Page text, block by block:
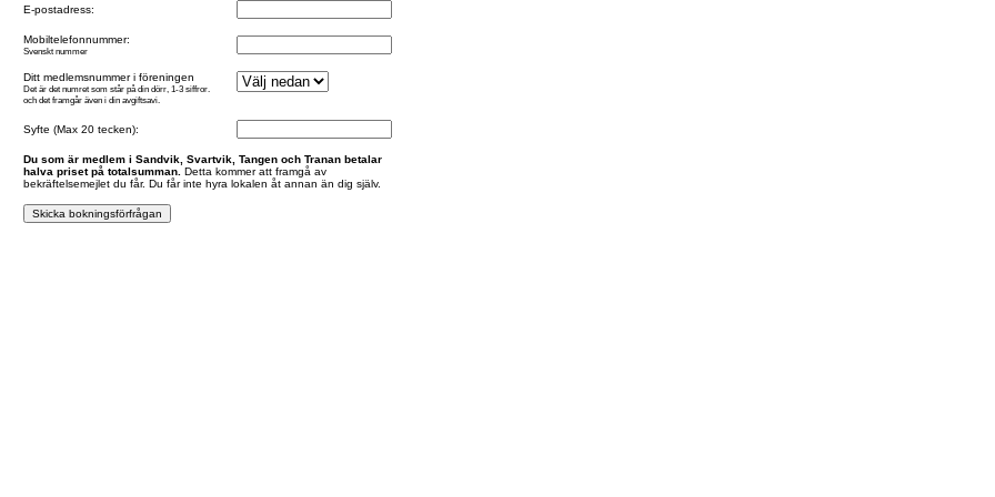
E-postadress:
Mobiltelefonnummer:
Svenskt nummer
Ditt medlemsnummer i föreningen
Det är det numret som står på din dörr, 1-3 siffror.
och det framgår även i din avgiftsavi.
Syfte (Max 20 tecken):
Du som är medlem i Sandvik, Svartvik, Tangen och Tranan betalar
halva priset på totalsumman. Detta kommer att framgå av
bekräftelsemejlet du får. Du får inte hyra lokalen åt annan än dig själv.